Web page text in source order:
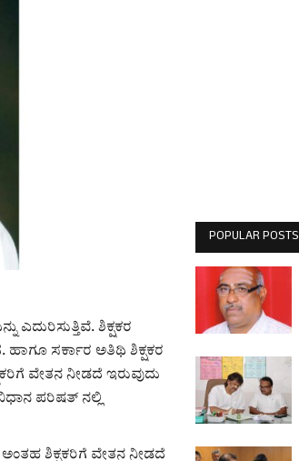
ಎದುರಿಸುತ್ತಿವೆ. ಶಿಕ್ಷಕರ
ಹಾಗೂ ಸರ್ಕಾರ ಅತಿಥಿ ಶಿಕ್ಷಕರ
ವೇತನ ನೀಡದೆ ಇರುವುದು
ಪರಿಷತ್ ನಲ್ಲಿ
ಶಿಕ್ಷಕರಿಗೆ ವೇತನ ನೀಡದೆ
POPULAR POSTS